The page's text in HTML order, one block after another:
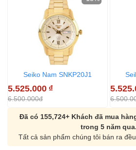
Seiko Nam SNKP20J1
5.525.000 ₫
6.500.000đ
Đã có 155,724+ Khách đã mua
trong 5 năm qua.
Tất cả sản phẩm chúng tôi bán ra
Orient Nam RA-